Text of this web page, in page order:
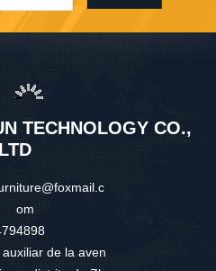
TECHNOLOGY CO.,
LTD
om
de la aven